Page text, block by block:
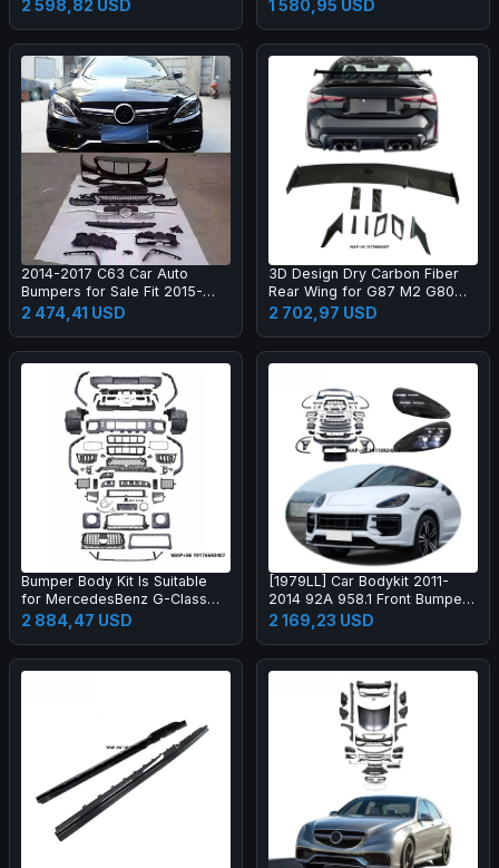
2 598,82 USD 1 580,95 USD
2014-2017 C63 Car Auto
Bumpers for Sale Fit 2015-
2017 New C Class W205 C180
C200l C260l
2 474,41 USD
3D Design Dry Carbon Fiber
Rear Wing for G87 M2 G80
M3 G82 M4 Dry Carbon Fiber
Rear Spoiler High Quality
2 702,97 USD
Bumper Body Kit Is Suitable
for MercedesBenz G-Class
W464 to W465 G63 OLD to
2 884,47 USD
[1979LL] Car Bodykit 2011-
2014 92A 958.1 Front Bumper
Upgrade to 2024 2025 Turbo
GT Style Body Kit for Cayenne
2 169,23 USD